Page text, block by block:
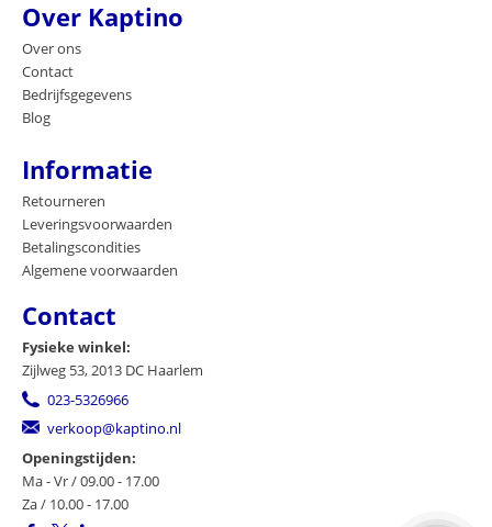
Over Kaptino
Over ons
Contact
Bedrijfsgegevens
Blog
Informatie
Retourneren
Leveringsvoorwaarden
Betalingscondities
Algemene voorwaarden
Contact
Fysieke winkel:
Zijlweg 53, 2013 DC Haarlem
023-5326966
verkoop@kaptino.nl
Openingstijden:
Ma - Vr / 09.00 - 17.00
Za / 10.00 - 17.00